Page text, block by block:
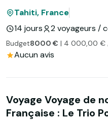
Tahiti, France
14 jours
2 voyageurs /
Budget8000 € | 4 000,00 €
Aucun avis
Voyage Voyage de
Française : Le Trio